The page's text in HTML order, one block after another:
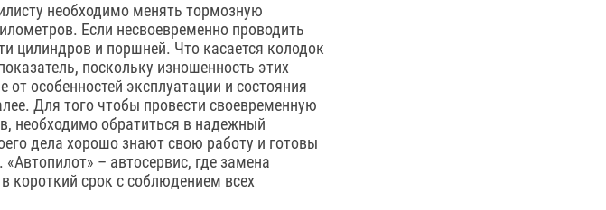
необходимо менять тормозную
Если несвоевременно проводить
цилиндров и поршней. Что касается колодок
поскольку изношенность этих
особенностей эксплуатации и состояния
Для того чтобы провести своевременную
необходимо обратиться в надежный
дела хорошо знают свою работу и готовы
– автосервис, где замена
короткий срок с соблюдением всех